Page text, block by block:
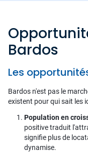
Bardos
Les
Bardos n'est pas le
existent pour qui sait les
Population en
positive traduit
signifie plus de
dynamise.